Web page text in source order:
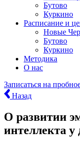
Бутово
Куркино
Расписание и
Новые
Бутово
Куркино
Методика
О нас
Записаться на
Назад
О развитии
интеллекта у